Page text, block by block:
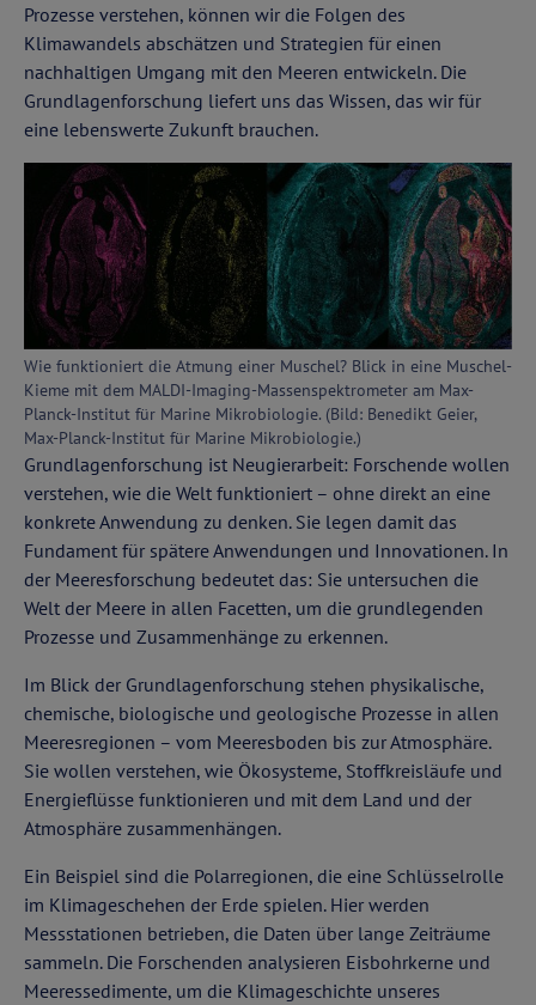
Prozesse verstehen, können wir die Folgen des
Klimawandels abschätzen und Strategien für einen
nachhaltigen Umgang mit den Meeren entwickeln. Die
Grundlagenforschung liefert uns das Wissen, das wir für
eine lebenswerte Zukunft brauchen.
Wie funktioniert die Atmung einer Muschel? Blick in eine Muschel-
Kieme mit dem MALDI-Imaging-Massenspektrometer am Max-
Planck-Institut für Marine Mikrobiologie. (Bild: Benedikt Geier,
Max-Planck-Institut für Marine Mikrobiologie.)
Grundlagenforschung ist Neugierarbeit: Forschende wollen
verstehen, wie die Welt funktioniert – ohne direkt an eine
konkrete Anwendung zu denken. Sie legen damit das
Fundament für spätere Anwendungen und Innovationen. In
der Meeresforschung bedeutet das: Sie untersuchen die
Welt der Meere in allen Facetten, um die grundlegenden
Prozesse und Zusammenhänge zu erkennen.
Im Blick der Grundlagenforschung stehen physikalische,
chemische, biologische und geologische Prozesse in allen
Meeresregionen – vom Meeresboden bis zur Atmosphäre.
Sie wollen verstehen, wie Ökosysteme, Stoffkreisläufe und
Energieflüsse funktionieren und mit dem Land und der
Atmosphäre zusammenhängen.
Ein Beispiel sind die Polarregionen, die eine Schlüsselrolle
im Klimageschehen der Erde spielen. Hier werden
Messstationen betrieben, die Daten über lange Zeiträume
sammeln. Die Forschenden analysieren Eisbohrkerne und
Meeressedimente, um die Klimageschichte unseres